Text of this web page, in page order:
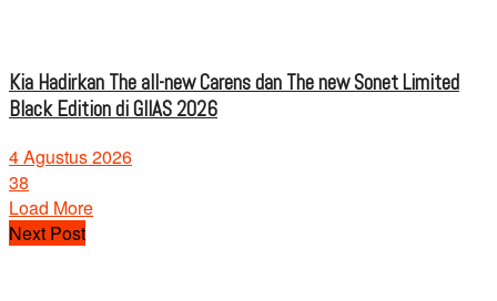
Kia Hadirkan The all-new Carens dan The new Sonet Limited
Black Edition di GIIAS 2026
4 Agustus 2026
38
Load More
Next Post